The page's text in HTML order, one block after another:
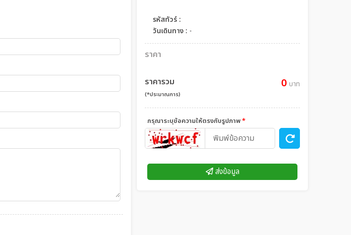
รหัสทัวร์ :
วันเดินทาง : -
ราคา
ราคารวม
(*ประมาณการ)
0 บาท
กรุณาระบุข้อความให้ตรงกับรูปภาพ*
ส่งข้อมูล